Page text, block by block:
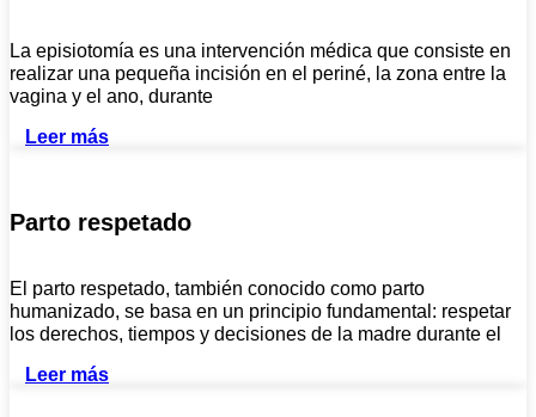
La episiotomía es una intervención médica que consiste en
realizar una pequeña incisión en el periné, la zona entre la
vagina y el ano, durante
Leer más
Parto respetado
El parto respetado, también conocido como parto
humanizado, se basa en un principio fundamental: respetar
los derechos, tiempos y decisiones de la madre durante el
Leer más